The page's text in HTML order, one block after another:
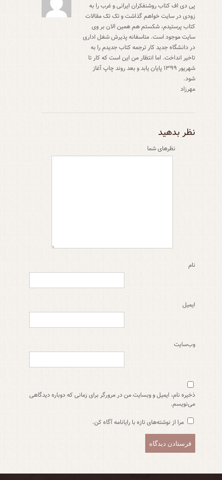
پی دی اف کتاب روشنفکران ایرانی و غرب را به
زودی در سایت خواهم گذاشت و تک تک مقالات
کتاب پرستیدم، شکستم هم همین الان بر وی
سایت موجود است. متاسفانه پذیرش شغل اداری
در دانشگاه جدید کار ترجمه کتاب جدیدم را به
تاخیر انداخت. اما انتظار من این است که کار تا
شهریور ۱۳۹۹ پایان یابد و بعد روند چاپ آغاز
شود.
مهرزاد
نظر بدهید
نظر‌های شما
نام
ایمیل
وب‌سایت
ذخیره نام، ایمیل و وبسایت من در مرورگر برای زمانی که دوباره دیدگاهی
می‌نویسم.
مرا از نوشته‌های تازه با رایانامه آگاه کن.